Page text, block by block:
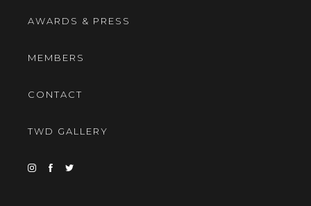
AWARDS & PRESS
MEMBERS
CONTACT
TWD GALLERY